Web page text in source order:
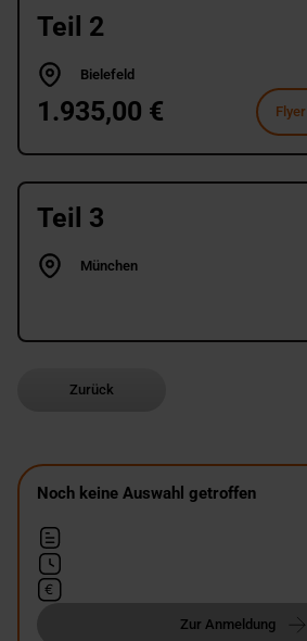
Teil 2
Bielefeld
1.935,00 € Flyer
Teil 3
München
Zurück
Noch keine Auswahl getroffen
Zur Anmeldung